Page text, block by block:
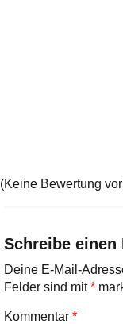
(Keine Bewertung
Schreibe einen
Deine E-Mail-
Felder sind mit*
Kommentar *